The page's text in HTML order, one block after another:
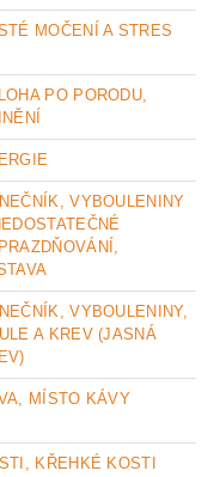
MOČENÍ A STRES
PO PORODU,
VYBOULENINY
VYBOULENINY,
A KREV (JASNÁ
MÍSTO KÁVY
KŘEHKÉ KOSTI